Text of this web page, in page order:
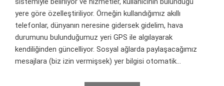
yere göre özelleştiriliyor. Örneğin kullandığımız akıllı
telefonlar, dünyanın neresine gidersek gidelim, hava
durumunu bulunduğumuz yeri GPS ile algılayarak
kendiliğinden güncelliyor. Sosyal ağlarda paylaşacağımız
mesajlara (biz izin vermişsek) yer bilgisi otomatik...